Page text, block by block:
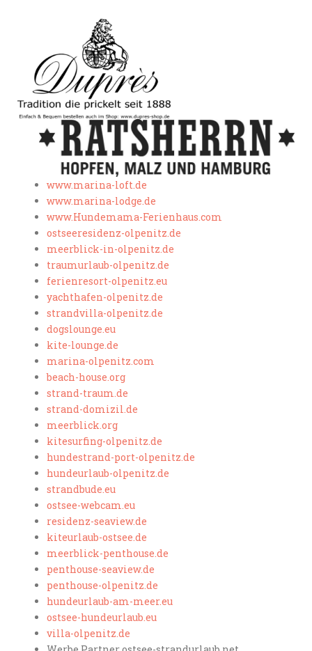
www.marina-loft.de
www.marina-lodge.de
www.Hundemama-Ferienhaus.com
ostseeresidenz-olpenitz.de
meerblick-in-olpenitz.de
traumurlaub-olpenitz.de
ferienresort-olpenitz.eu
yachthafen-olpenitz.de
strandvilla-olpenitz.de
dogslounge.eu
kite-lounge.de
marina-olpenitz.com
beach-house.org
strand-traum.de
strand-domizil.de
meerblick.org
kitesurfing-olpenitz.de
hundestrand-port-olpenitz.de
hundeurlaub-olpenitz.de
strandbude.eu
ostsee-webcam.eu
residenz-seaview.de
kiteurlaub-ostsee.de
meerblick-penthouse.de
penthouse-seaview.de
penthouse-olpenitz.de
hundeurlaub-am-meer.eu
ostsee-hundeurlaub.eu
villa-olpenitz.de